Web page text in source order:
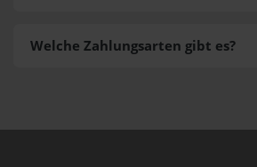
Welche Zahlungsarten gibt es?